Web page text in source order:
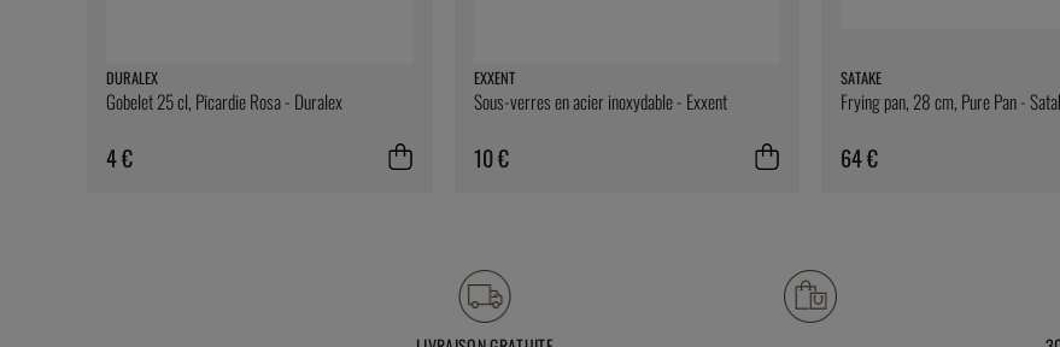
DURALEX
Gobelet 25 cl, Picardie Rosa - Duralex
4 €
EXXENT
Sous-verres en acier inoxydable - Exxent
10 €
SATAKE
Frying pan, 28 cm, Pure Pan -
64 €